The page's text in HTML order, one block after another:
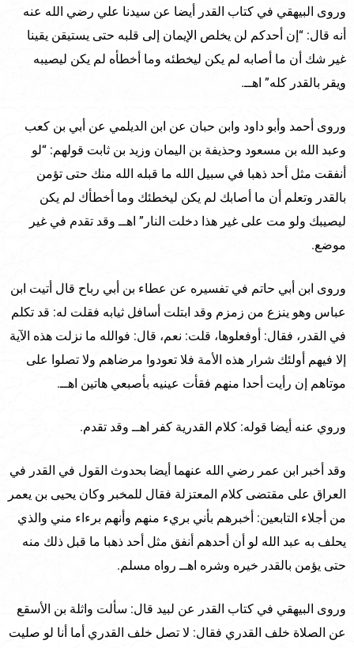
وروى البيهقي في كتاب القدر أيضا عن سيدنا علي رضي الله عنه
أنه قال: “إن أحدكم لن يخلص الإيمان إلى قلبه حتى يستيقن يقينا
غير شك أن ما أصابه لم يكن ليخطئه وما أخطأه لم يكن ليصيبه
ويقر بالقدر كله” اهــ.
وروى أحمد وأبو داود وابن حبان عن ابن الديلمي عن أبي بن كعب
وعبد الله بن مسعود وحذيفة بن اليمان وزيد بن ثابت قولهم: “لو
أنفقت مثل أحد ذهبا في سبيل الله ما قبله الله منك حتى تؤمن
بالقدر وتعلم أن ما أصابك لم يكن ليخطئك وما أخطأك لم يكن
ليصيبك ولو مت على غير هذا دخلت النار” اهــ وقد تقدم في غير
موضع.
وروى ابن أبي حاتم في تفسيره عن عطاء بن أبي رباح قال أتيت ابن
عباس وهو ينزع من زمزم وقد ابتلت أسافل ثيابه فقلت له: قد تكلم
في القدر، فقال: أوفعلوها، قلت: نعم، قال: فوالله ما نزلت هذه الآية
إلا فيهم أولئك شرار هذه الأمة فلا تعودوا مرضاهم ولا تصلوا على
موتاهم إن رأيت أحدا منهم فقأت عينيه بأصبعي هاتين اهــ.
وروي عنه أيضا قوله: كلام القدرية كفر اهــ وقد تقدم.
وقد أخبر ابن عمر رضي الله عنهما أيضا بحدوث القول في القدر في
العراق على مقتضى كلام المعتزلة فقال للمخبر وكان يحيى بن يعمر
من أجلاء التابعين: أخبرهم بأني بريء منهم وأنهم برءاء مني والذي
يحلف به عبد الله لو أن أحدهم أنفق مثل أحد ذهبا ما قبل ذلك منه
حتى يؤمن بالقدر خيره وشره اهــ رواه مسلم.
وروى البيهقي في كتاب القدر عن لبيد قال: سألت واثلة بن الأسقع
عن الصلاة خلف القدري فقال: لا تصل خلف القدري أما أنا لو صليت